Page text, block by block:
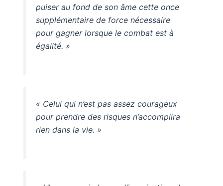
puiser au fond de son âme cette once
supplémentaire de force nécessaire
pour gagner lorsque le combat est à
égalité. »
« Celui qui n’est pas assez courageux
pour prendre des risques n’accomplira
rien dans la vie. »